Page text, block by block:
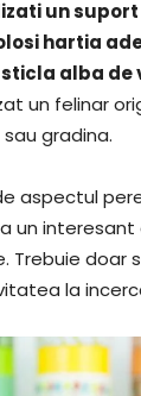
un
hartia
alba de
un felinar
gradina.
aspectul
un
Trebuie doar
la